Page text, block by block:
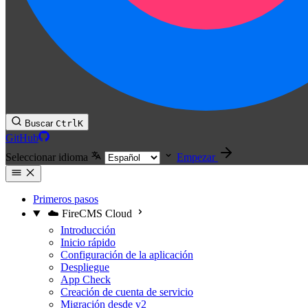
Buscar CtrlK
GitHub
Seleccionar idioma
Empezar
Primeros pasos
☁️ FireCMS Cloud
Introducción
Inicio rápido
Configuración de la aplicación
Despliegue
App Check
Creación de cuenta de servicio
Migración desde v2